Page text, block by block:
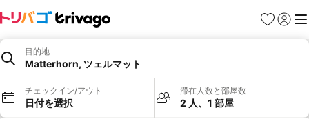
お気に入り
ログイ
メ
目的地
Matterhorn, ツェルマット
チェックイン/アウト
日付を選択
滞在人数と部屋数
2 人、1 部屋